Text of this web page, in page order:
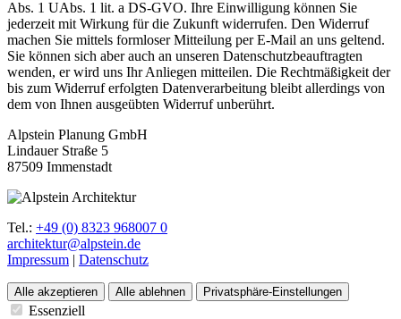
Abs. 1 UAbs. 1 lit. a DS-GVO. Ihre Einwilligung können Sie
jederzeit mit Wirkung für die Zukunft widerrufen. Den Widerruf
machen Sie mittels formloser Mitteilung per E-Mail an uns geltend.
Sie können sich aber auch an unseren Datenschutzbeauftragten
wenden, er wird uns Ihr Anliegen mitteilen. Die Rechtmäßigkeit der
bis zum Widerruf erfolgten Datenverarbeitung bleibt allerdings von
dem von Ihnen ausgeübten Widerruf unberührt.
Alpstein Planung GmbH
Lindauer Straße 5
87509 Immenstadt
Tel.: +49 (0) 8323 968007 0
architektur@alpstein.de
Impressum | Datenschutz
Alle akzeptieren Alle ablehnen Privatsphäre-Einstellungen
Essenziell